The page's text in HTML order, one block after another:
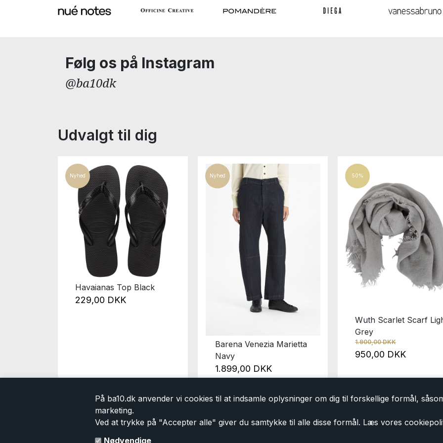
På ba10.dk anvender vi cookies til at indsamle oplysninger om dig til forskellige formål,
marketing.
Ved at trykke på "Accepter alle" giver du samtykke til alle disse formål. Læs vores
Nødvendige
Følg os på Instagram
@ba10dk
Udvalgt til dig
Nyhed
Havaianas Top Black
229,00 DKK
Nyhed
Barena Venezia Marietta
Navy
1.899,00 DKK
50%
Wuth Scarlet Scarf
Grey
1.900,00 DKK
950,00 DKK